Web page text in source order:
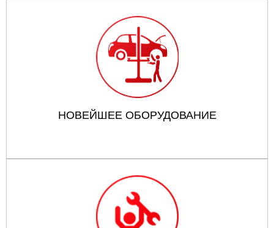
НОВЕЙШЕЕ ОБОРУДОВАНИЕ